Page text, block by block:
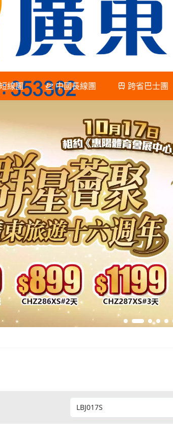
線團 中國長線團 跨省巴士團
（牌照353362），2012年重塑品牌以來，